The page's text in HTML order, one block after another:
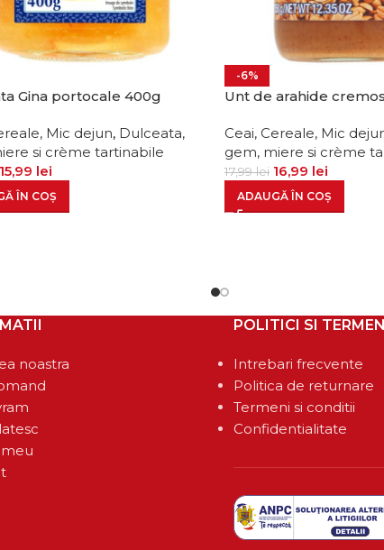
Gina portocale 400g
Mic dejun, Dulceata,
si crème tartinabile
15,99 lei
ÎN COȘ
-6%
Unt de arahide
Ceai, Cereale, Mic
gem, miere si crème
17,99lei 16,99 lei
ADAUGĂ ÎN COȘ
noastra
POLITICI SI
Intrebari frecvente
Politica de returnare
Termeni si conditii
Confidentialitate